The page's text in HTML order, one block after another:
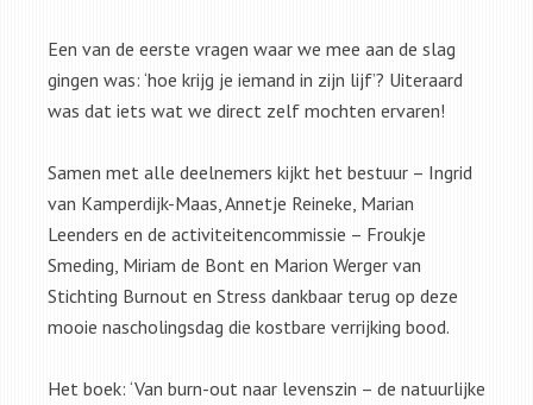
Een van de eerste vragen waar we mee aan de slag
gingen was: ‘hoe krijg je iemand in zijn lijf’? Uiteraard
was dat iets wat we direct zelf mochten ervaren!
Samen met alle deelnemers kijkt het bestuur – Ingrid
van Kamperdijk-Maas, Annetje Reineke, Marian
Leenders en de activiteitencommissie – Froukje
Smeding, Miriam de Bont en Marion Werger van
Stichting Burnout en Stress dankbaar terug op deze
mooie nascholingsdag die kostbare verrijking bood.
Het boek: ‘Van burn-out naar levenszin – de natuurlijke